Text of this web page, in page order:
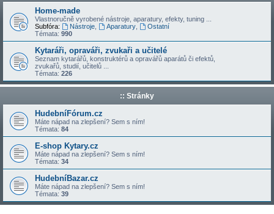
Home-made
Vlastnoručně vyrobené nástroje, aparatury, efekty, tuning ...
Subfóra:
Nástroje, Aparatury,
Ostatní
Témata: 990
Kytaráři, opraváři, zvukaři a učitelé
Seznam kytarářů, konstruktérů a opravářů aparátů či efektů,
zvukařů, studií, učitelů ...
Témata: 226
:: Stránky
HudebníFórum.cz
Máte nápad na zlepšení? Sem s ním!
Témata: 84
E-shop Kytary.cz
Máte nápad na zlepšení? Sem s ním!
Témata: 34
HudebníBazar.cz
Máte nápad na zlepšení? Sem s ním!
Témata: 39